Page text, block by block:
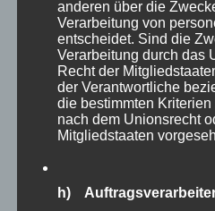
Storche und weitere
anderen über die
Verarbeitung von
entscheidet. Sind die
Verarbeitung durch das
Recht der
der Verantwortliche
die bestimmten
nach dem Unionsrecht
Mitgliedstaaten
h)